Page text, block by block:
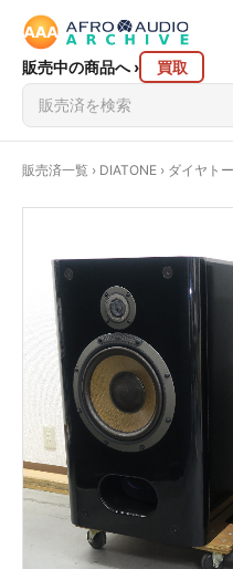
販売中の商品へ› 買取
販売済一覧 › DIATONE › ダイヤト